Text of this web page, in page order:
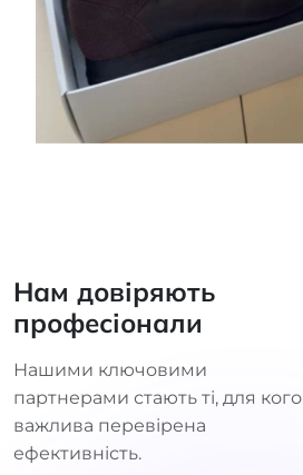
Нам довіряють
професіонали
Нашими ключовими
партнерами стають ті, для кого
важлива перевірена
ефективність.